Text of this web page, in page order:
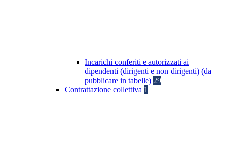
Incarichi conferiti e autorizzati ai
dipendenti (dirigenti e non dirigenti) (da
pubblicare in tabelle) 29
Contrattazione collettiva 1